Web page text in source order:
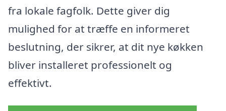
fra lokale fagfolk. Dette giver dig
mulighed for at træffe en informeret
beslutning, der sikrer, at dit nye køkken
bliver installeret professionelt og
effektivt.